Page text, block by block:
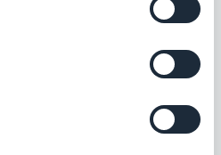
ils ont pu ajouter
vidéo facilement, et ainsi